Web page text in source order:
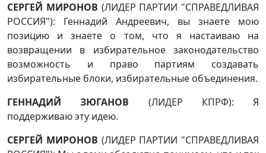
СЕРГЕЙ МИРОНОВ (ЛИДЕР ПАРТИИ "СПРАВЕДЛИВАЯ
РОССИЯ"): Геннадий Андреевич, вы знаете мою
позицию и знаете о том, что я настаиваю на
возвращении в избирательное законодательство
возможность и право партиям создавать
избирательные блоки, избирательные объединения.
ГЕННАДИЙ ЗЮГАНОВ (ЛИДЕР КПРФ): Я
поддерживаю эту идею.
СЕРГЕЙ МИРОНОВ (ЛИДЕР ПАРТИИ "СПРАВЕДЛИВАЯ